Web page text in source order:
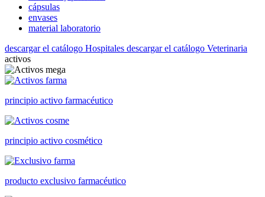
cápsulas
envases
material laboratorio
descargar el catálogo Hospitales descargar el catálogo Veterinaria
activos
principio activo farmacéutico
principio activo cosmético
producto exclusivo farmacéutico